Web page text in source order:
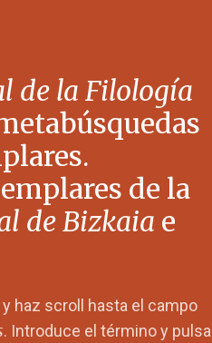
de la Filología
de la
de Bizkaia e
y haz scroll hasta el campo
. Introduce el término y pulsa